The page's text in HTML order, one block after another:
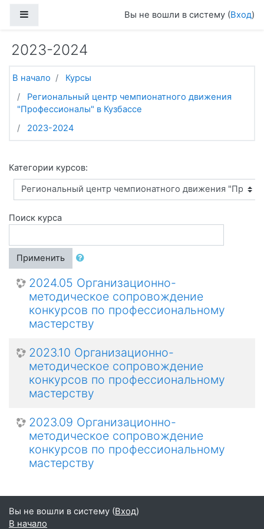
Вы не вошли в систему (Вход)
2023-2024
В начало
Курсы
Региональный центр чемпионатного движения
"Профессионалы" в Кузбассе
2023-2024
Категории курсов:
Поиск курса
Применить
2024.05 Организационно-
методическое сопровождение
конкурсов по профессиональному
мастерству
2023.10 Организационно-
методическое сопровождение
конкурсов по профессиональному
мастерству
2023.09 Организационно-
методическое сопровождение
конкурсов по профессиональному
мастерству
Вы не вошли в систему (Вход)
В начало